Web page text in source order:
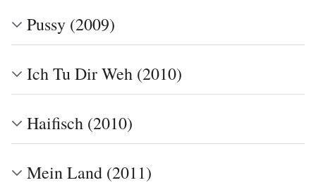
Pussy (2009)
Ich Tu Dir Weh (2010)
Haifisch (2010)
Mein Land (2011)